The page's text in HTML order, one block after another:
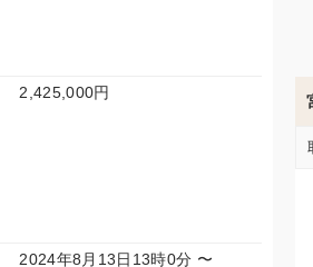
2,425,000円
2024年8月13日13時0分 〜